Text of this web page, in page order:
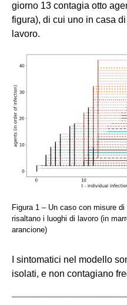
giorno 13 contagia otto
figura), di cui uno in casa
lavoro.
Figura 1 – Un caso con misure
risaltano i luoghi di lavoro (in
arancione)
I sintomatici nel modello
isolati, e non contagiano